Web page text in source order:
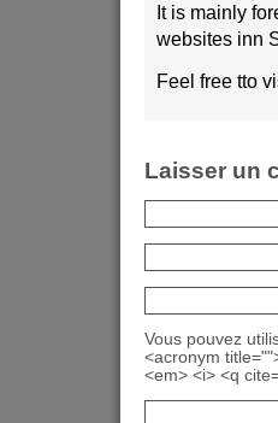
It is mainly
websites inn
Feel free tto
Laisser un
Vous pouvez
<acronym
<em> <i> <q